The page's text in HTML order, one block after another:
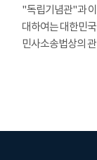
"독립기념관"과 이
대하여는 대한민
민사소송법상의